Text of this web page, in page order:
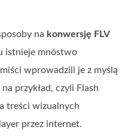
na konwersję FLV
istnieje mnóstwo
wprowadzili je z myślą
przykład, czyli Flash
treści wizualnych
przez internet.